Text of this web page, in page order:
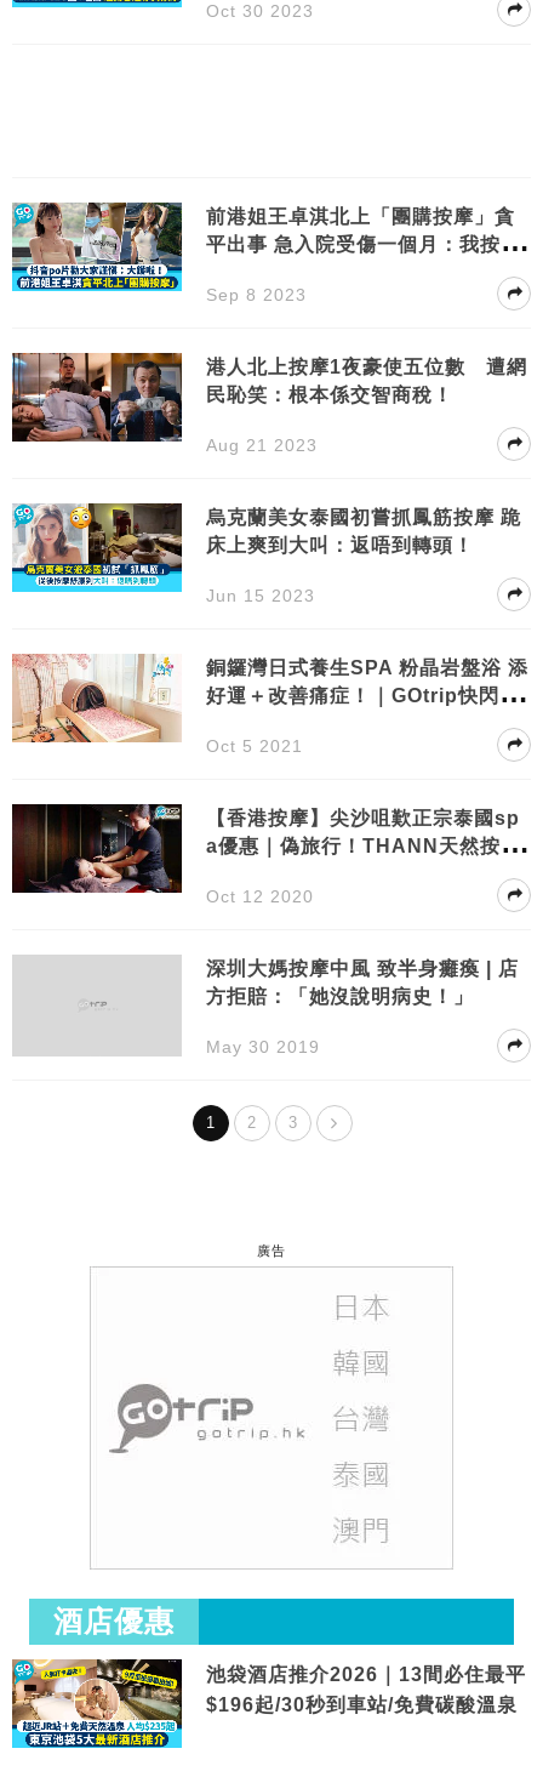
Oct 30 2023
前港姐王卓淇北上「團購按摩」貪
平出事 急入院受傷一個月：我按到
Sep 8 2023
港人北上按摩1夜豪使五位數 遭網
民恥笑：根本係交智商稅！
Aug 21 2023
烏克蘭美女泰國初嘗抓鳳筋按摩 跪
床上爽到大叫：返唔到轉頭！
Jun 15 2023
銅鑼灣日式養生SPA 粉晶岩盤浴 添
好運＋改善痛症！｜GOtrip快閃12
Oct 5 2021
【香港按摩】尖沙咀歎正宗泰國sp
a優惠｜偽旅行！THANN天然按摩
Oct 12 2020
深圳大媽按摩中風 致半身癱瘓 | 店
方拒賠：「她沒說明病史！」
May 30 2019
1 2 3
廣告
酒店優惠
池袋酒店推介2026｜13間必住最平
$196起/30秒到車站/免費碳酸溫泉